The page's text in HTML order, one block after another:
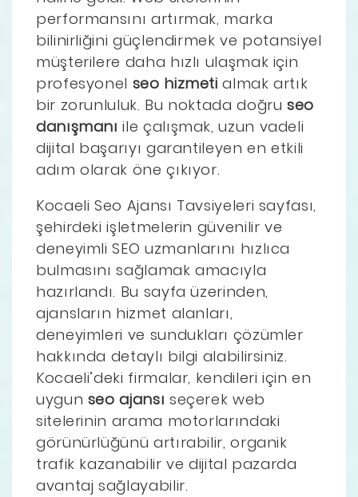
performansını artırmak, marka
bilinirliğini güçlendirmek ve potansiyel
müşterilere daha hızlı ulaşmak için
profesyonel seo hizmeti almak artık
bir zorunluluk. Bu noktada doğruseo
danışmanı ile çalışmak, uzun vadeli
dijital başarıyı garantileyen en etkili
adım olarak öne çıkıyor.
Kocaeli Seo Ajansı Tavsiyeleri sayfası,
şehirdeki işletmelerin güvenilir ve
deneyimli SEO uzmanlarını hızlıca
bulmasını sağlamak amacıyla
hazırlandı. Bu sayfa üzerinden,
ajansların hizmet alanları,
deneyimleri ve sundukları çözümler
hakkında detaylı bilgi alabilirsiniz.
Kocaeli’deki firmalar, kendileri için en
uygun seo ajansı seçerek web
sitelerinin arama motorlarındaki
görünürlüğünü artırabilir, organik
trafik kazanabilir ve dijital pazarda
avantaj sağlayabilir.